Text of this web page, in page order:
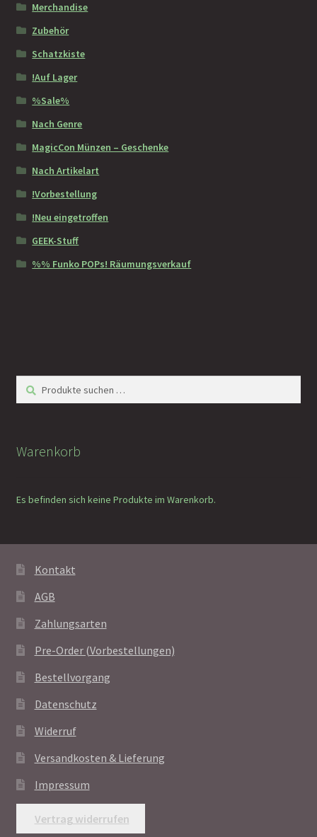
Merchandise
Zubehör
Schatzkiste
!Auf Lager
%Sale%
Nach Genre
MagicCon Münzen – Geschenke
Nach Artikelart
!Vorbestellung
!Neu eingetroffen
GEEK-Stuff
%% Funko POPs! Räumungsverkauf
Suchen
nach:
Suchen
Warenkorb
Es befinden sich keine Produkte im Warenkorb.
Kontakt
AGB
Zahlungsarten
Pre-Order (Vorbestellungen)
Bestellvorgang
Datenschutz
Widerruf
Versandkosten & Lieferung
Impressum
Vertrag widerrufen